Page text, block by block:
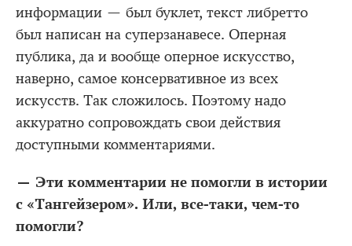
информации — был буклет, текст либретто
был написан на суперзанавесе. Оперная
публика, да и вообще оперное искусство,
наверно, самое консервативное из всех
искусств. Так сложилось. Поэтому надо
аккуратно сопровождать свои действия
доступными комментариями.
— Эти комментарии не помогли в истории
с «Тангейзером». Или, все-таки, чем-то
помогли?